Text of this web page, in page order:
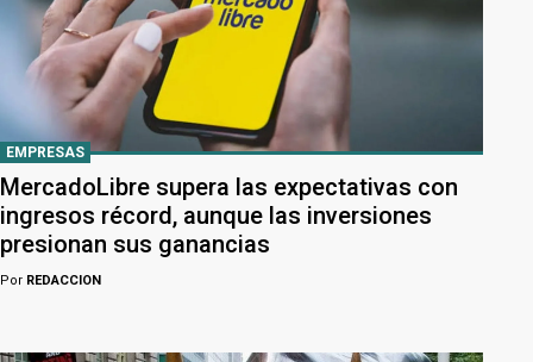
EMPRESAS
MercadoLibre supera las expectativas con
ingresos récord, aunque las inversiones
presionan sus ganancias
Por REDACCION